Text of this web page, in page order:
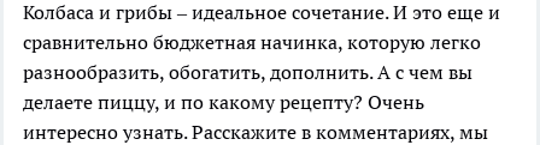
Колбаса и грибы – идеальное сочетание. И это еще и
сравнительно бюджетная начинка, которую легко
разнообразить, обогатить, дополнить. А с чем вы
делаете пиццу, и по какому рецепту? Очень
интересно узнать. Расскажите в комментариях, мы